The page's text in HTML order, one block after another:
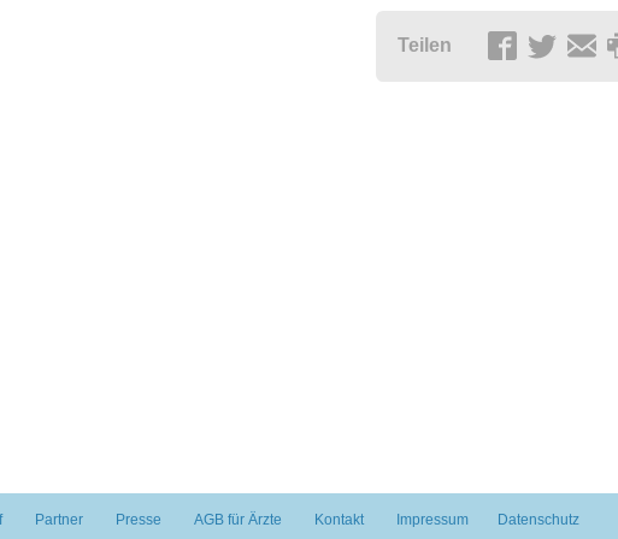
Teilen
Partner Presse AGB für Ärzte Kontakt Impressum Datenschutz